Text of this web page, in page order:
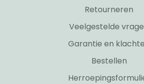
Retourneren
Veelgestelde
Garantie en
Bestellen